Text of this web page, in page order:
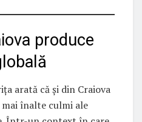
produce
arată că și din Craiova
mai înalte culmi ale